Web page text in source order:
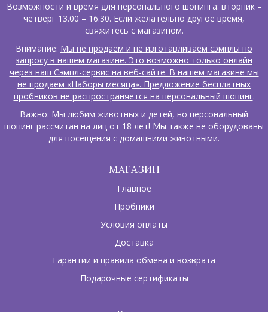
Возможности и время для персонального шопинга: вторник –
четверг 13.00 – 16.30. Если желательно другое время,
свяжитесь с магазином.
Внимание: Мы не продаем и не изготавливаем сэмплы по
запросу в нашем магазине. Это возможно только онлайн
через наш Сэмпл-сервис на веб-сайте. В нашем магазине мы
не продаем «Наборы месяца». Предложение бесплатных
пробников не распространяется на персональный шопинг.
Важно: Мы любим животных и детей, но персональный
шопинг рассчитан на лиц от 18 лет! Мы также не оборудованы
для посещения с домашними животными.
МАГАЗИН
Главное
Пробники
Условия оплаты
Доставка
Гарантии и правила обмена и возврата
Подарочные сертификаты